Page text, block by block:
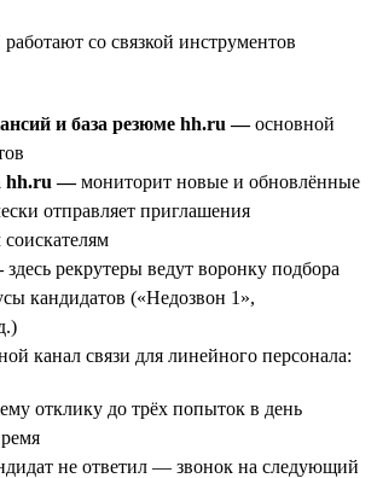
со связкой инструментов
и база резюме hh.ru —основной
hh.ru —мониторит новые и обновлённые
отправляет приглашения
здесь рекрутеры ведут воронку подбора
кандидатов («Недозвон 1»,
канал связи для линейного персонала:
отклику до трёх попыток в день
не ответил — звонок на следующий